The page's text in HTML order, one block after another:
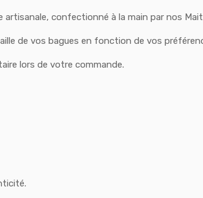
confectionné à la main par nos
de vos bagues en fonction de vos
lors de votre commande.